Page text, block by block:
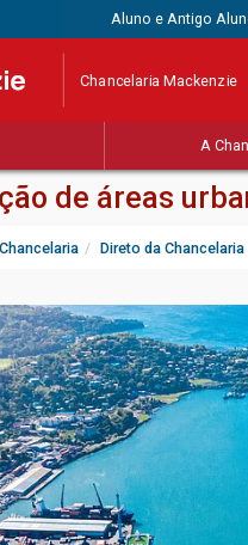
Aluno e Antigo
Chancelaria Mackenzie
A
de áreas
Chancelaria Direto da Chancelaria